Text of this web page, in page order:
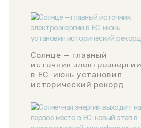
Солнце — главный
источник электроэнергии
в ЕС: июнь установил
исторический рекорд